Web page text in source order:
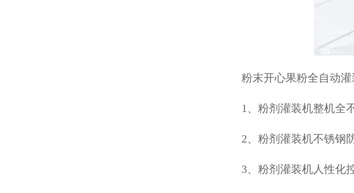
粉末开心果粉全自动灌
1、粉剂灌装机整机全
2、粉剂灌装机不锈钢
3、粉剂灌装机人性化